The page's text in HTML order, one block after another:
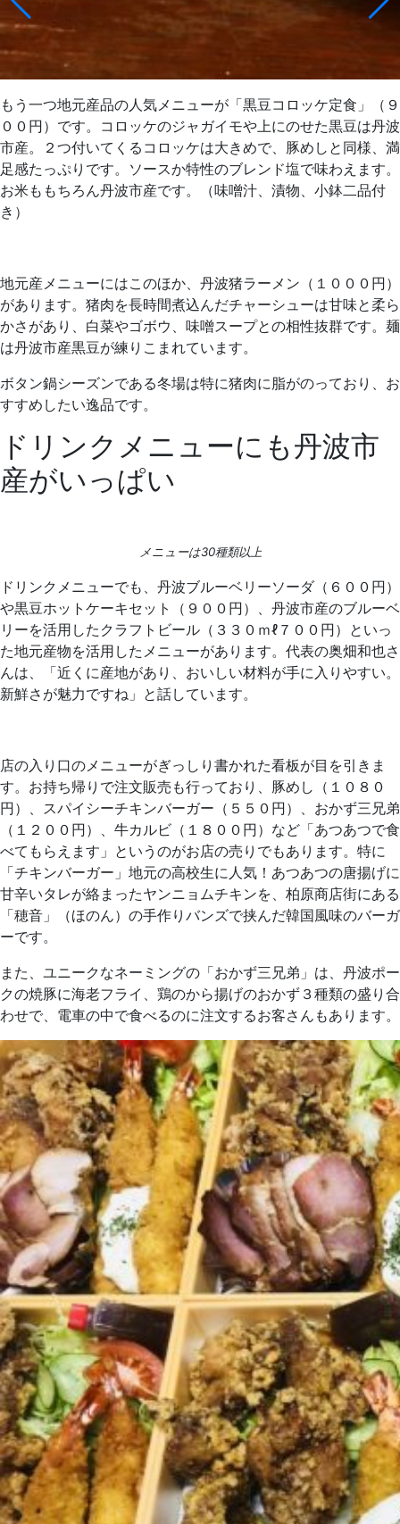
もう一つ地元産品の人気メニューが「黒豆コロッケ定食」（９
００円）です。コロッケのジャガイモや上にのせた黒豆は丹波
市産。２つ付いてくるコロッケは大きめで、豚めしと同様、満
足感たっぷりです。ソースか特性のブレンド塩で味わえます。
お米ももちろん丹波市産です。（味噌汁、漬物、小鉢二品付
き）
地元産メニューにはこのほか、丹波猪ラーメン（１０００円）
があります。猪肉を長時間煮込んだチャーシューは甘味と柔ら
かさがあり、白菜やゴボウ、味噌スープとの相性抜群です。麺
は丹波市産黒豆が練りこまれています。
ボタン鍋シーズンである冬場は特に猪肉に脂がのっており、お
すすめしたい逸品です。
ドリンクメニューにも丹波市
産がいっぱい
メニューは30種類以上
ドリンクメニューでも、丹波ブルーベリーソーダ（６００円）
や黒豆ホットケーキセット（９００円）、丹波市産のブルーベ
リーを活用したクラフトビール（３３０ｍℓ７００円）といっ
た地元産物を活用したメニューがあります。代表の奥畑和也さ
んは、「近くに産地があり、おいしい材料が手に入りやすい。
新鮮さが魅力ですね」と話しています。
店の入り口のメニューがぎっしり書かれた看板が目を引きま
す。お持ち帰りで注文販売も行っており、豚めし（１０８０
円）、スパイシーチキンバーガー（５５０円）、おかず三兄弟
（１２００円）、牛カルビ（１８００円）など「あつあつで食
べてもらえます」というのがお店の売りでもあります。特に
「チキンバーガー」地元の高校生に人気！あつあつの唐揚げに
甘辛いタレが絡まったヤンニョムチキンを、柏原商店街にある
「穂音」（ほのん）の手作りバンズで挟んだ韓国風味のバーガ
ーです。
また、ユニークなネーミングの「おかず三兄弟」は、丹波ポー
クの焼豚に海老フライ、鶏のから揚げのおかず３種類の盛り合
わせで、電車の中で食べるのに注文するお客さんもあります。